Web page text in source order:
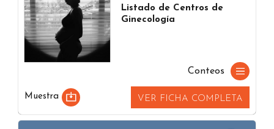
Listado de Centros de
Ginecología
Conteos
Muestra VER FICHA COMPLETA